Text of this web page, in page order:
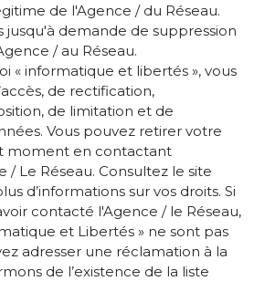
de l'Agence / du Réseau.
jusqu'à demande de suppression
/ au Réseau.
« informatique et libertés », vous
de rectification,
de limitation et de
Vous pouvez retirer votre
moment en contactant
/ Le Réseau. Consultez le site
d’informations sur vos droits. Si
contacté l'Agence / le Réseau,
et Libertés » ne sont pas
adresser une réclamation à la
de l’existence de la liste